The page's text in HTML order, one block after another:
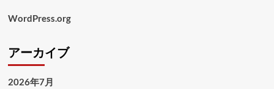
WordPress.org
アーカイブ
2026年7月